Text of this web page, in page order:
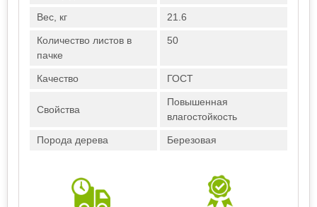
Вес, кг 21.6
Количество листов в
пачке
50
Качество ГОСТ
Свойства
Повышенная
влагостойкость
Порода дерева Березовая